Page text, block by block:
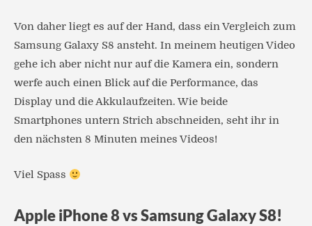
Von daher liegt es auf der Hand, dass ein Vergleich zum
Samsung Galaxy S8 ansteht. In meinem heutigen Video
gehe ich aber nicht nur auf die Kamera ein, sondern
werfe auch einen Blick auf die Performance, das
Display und die Akkulaufzeiten. Wie beide
Smartphones untern Strich abschneiden, seht ihr in
den nächsten 8 Minuten meines Videos!
Viel Spass
Apple iPhone 8 vs Samsung Galaxy S8!